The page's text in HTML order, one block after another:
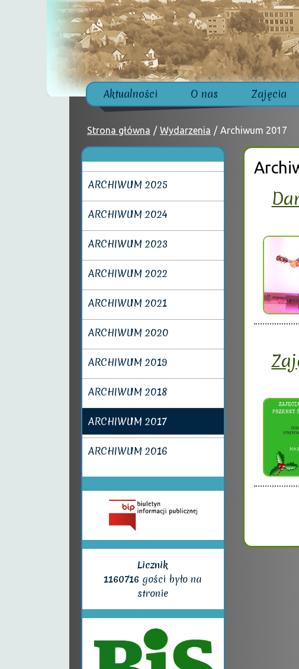
Aktualności O nas Zajęcia
Strona główna Wydarzenia Archiwum 2017
ARCHIWUM 2025
ARCHIWUM 2024
ARCHIWUM 2023
ARCHIWUM 2022
ARCHIWUM 2021
ARCHIWUM 2020
ARCHIWUM 2019
ARCHIWUM 2018
ARCHIWUM 2017
ARCHIWUM 2016
Licznik
1160716 gości było na
stronie